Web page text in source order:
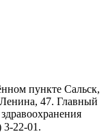
пункте Сальск,
Ленина, 47. Главный
22-01.